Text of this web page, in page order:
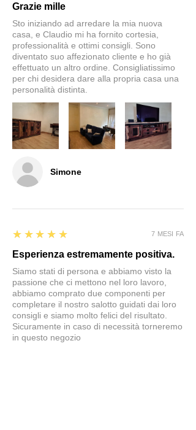
Simone
Grazie mille
Sto iniziando ad arredare la mia nuova
casa, e Claudio mi ha fornito cortesia,
professionalità e ottimi consigli. Sono
diventato suo affezionato cliente e ho già
effettuato un altro ordine. Consigliatissimo
per chi desidera dare alla propria casa una
personalità distinta.
5
★★★★★
Esperienza estremamente positiva.
Siamo stati di persona e abbiamo visto la
passione che ci mettono nel loro lavoro,
abbiamo comprato due componenti per
completare il nostro salotto guidati dai loro
consigli e siamo molto felici del risultato.
Sicuramente in caso di necessità torneremo
in questo negozio
7 MESI FA